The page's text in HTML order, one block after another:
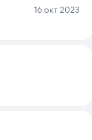
полностью
Дата:
16 окт 2023